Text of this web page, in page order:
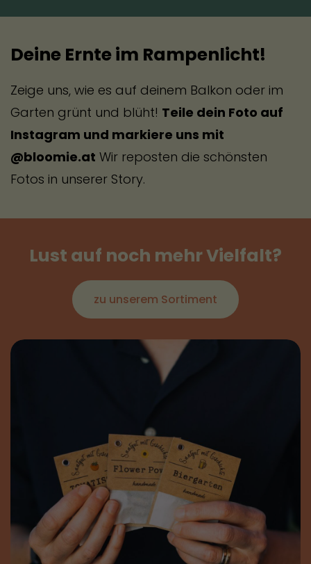
Sauberkeit
Sauberkeit ist oberstes Gebot.
Krankheitserreger verbreiten sich in
ist jedoch simpel: tausche das Wasser im
Sommer jeden Tag und im Winter alle
paar Tage komplett aus. Schrubbe die
Schale beim Wasserwechsel mit einer
harten Bürste und heissem Wasser aus.
Niemals Spülmittel oder Chemie
verwenden! Bei grosser Hitze hilft es, die
Deine Ernte im Rampenlicht!
Zeige uns, wie es auf deinem Balkon oder im
Garten grünt und blüht! Teile dein Foto auf
Instagram und markiere uns mit
@bloomie.at Wir reposten die schönsten
Fotos in unserer Story.
Lust auf noch mehr Vielfalt?
zu unserem Sortiment